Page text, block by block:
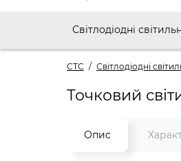
Світлодіодні
СТС Світлодіодні
Точковий
Опис